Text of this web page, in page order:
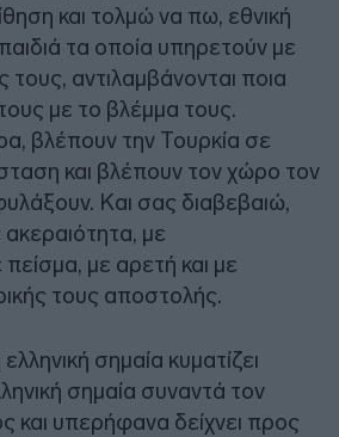
και τολμώ να πω, εθνική
τα οποία υπηρετούν με
τους, αντιλαμβάνονται ποια
με το βλέμμα τους.
βλέπουν την Τουρκία σε
και βλέπουν τον χώρο τον
Και σας διαβεβαιώ,
με
με αρετή και με
τους αποστολής.
σημαία κυματίζει
σημαία συναντά τον
και υπερήφανα δείχνει προς